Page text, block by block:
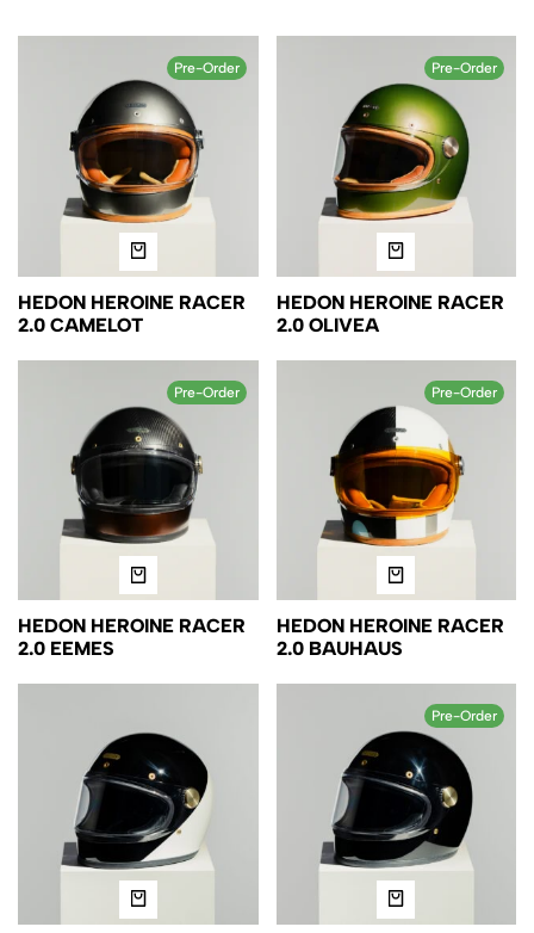
Pre-Order
HEDON HEROINE RACER
2.0 CAMELOT
Pre-Order
HEDON HEROINE RACER
2.0 OLIVEA
Pre-Order
HEDON HEROINE RACER
2.0 EEMES
Pre-Order
HEDON HEROINE RACER
2.0 BAUHAUS
Pre-Order